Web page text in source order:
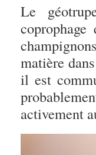
Le
matière
il est
activement